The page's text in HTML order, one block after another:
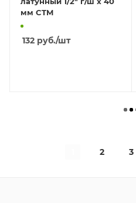
мм CTM
132 руб./шт
2 3